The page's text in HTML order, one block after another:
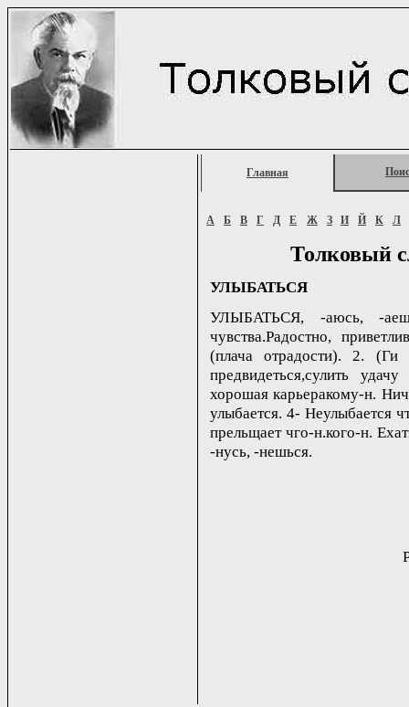
Главная
А Б В Г Д Е Ж З И Й К Л
Толковый
УЛЫБАТЬСЯ
УЛЫБАТЬСЯ, -аюсь, -
чувства.Радостно,
(плача отрадости). 2.
предвидеться,сулить
хорошая карьеракому-н.
улыбается. 4- Неулыбается
прельщает чго-н.кого-н.
-нусь, -нешься.